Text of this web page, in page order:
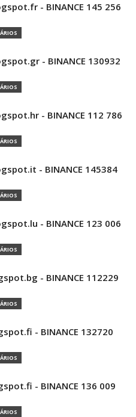
- BINANCE 145 256
- BINANCE 130932
- BINANCE 112 786
- BINANCE 145384
- BINANCE 123 006
- BINANCE 112229
- BINANCE 132720
- BINANCE 136 009